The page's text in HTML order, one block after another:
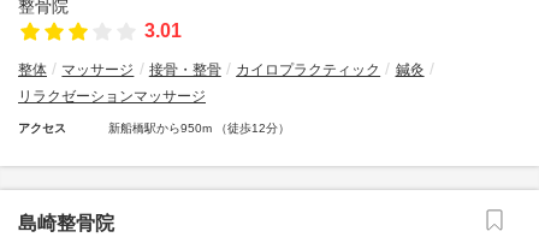
3.01
整体 マッサージ 接骨・整骨 カイロプラクティック
鍼灸
リラクゼーションマッサージ
アクセス 新船橋駅から950m （徒歩12分）
島崎整骨院